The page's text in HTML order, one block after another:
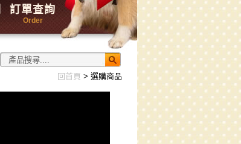
訂單查詢
Order
回首頁 > 選購商品